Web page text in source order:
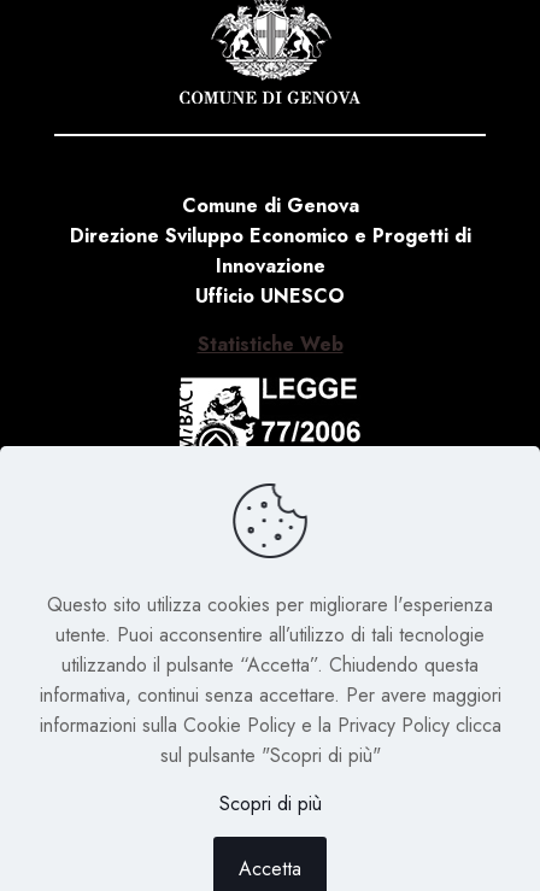
Comune di Genova
Direzione Sviluppo Economico e Progetti di
Innovazione
Ufficio UNESCO
Statistiche Web
Attività realizzata con il contributo del Ministero della
Cultura, Legge 20 febbraio 2006, n. 77 "Misure
speciali di tutela e fruizione dei siti italiani di
inseriti nella "Lista del patrimonio mondiale", posti
sotto la tutela dell'UNESCO"
Maps Group & Condiviso
Questo sito utilizza cookies per migliorare l'esperienza
utente. Puoi acconsentire all’utilizzo di tali tecnologie
utilizzando il pulsante “Accetta”. Chiudendo questa
informativa, continui senza accettare. Per avere maggiori
informazioni sulla Cookie Policy e la Privacy Policy clicca
sul pulsante "Scopri di più"
Scopri di più
Accetta